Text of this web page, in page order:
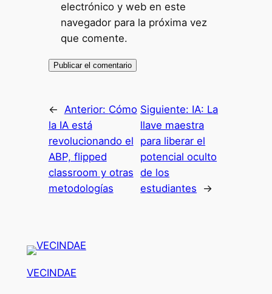
electrónico y web en este
navegador para la próxima vez
que comente.
← Anterior: Cómo
la IA está
revolucionando el
ABP, flipped
classroom y otras
metodologías
Siguiente: IA: La
llave maestra
para liberar el
potencial oculto
de los
estudiantes
→
VECINDAE